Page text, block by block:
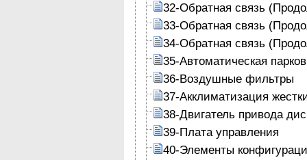
32-Обратная связь
33-Обратная связь
34-Обратная связь
35-Автоматическая
36-Воздушные фильтры
37-Акклиматизация
38-Двигатель привода
39-Плата управления
40-Элементы